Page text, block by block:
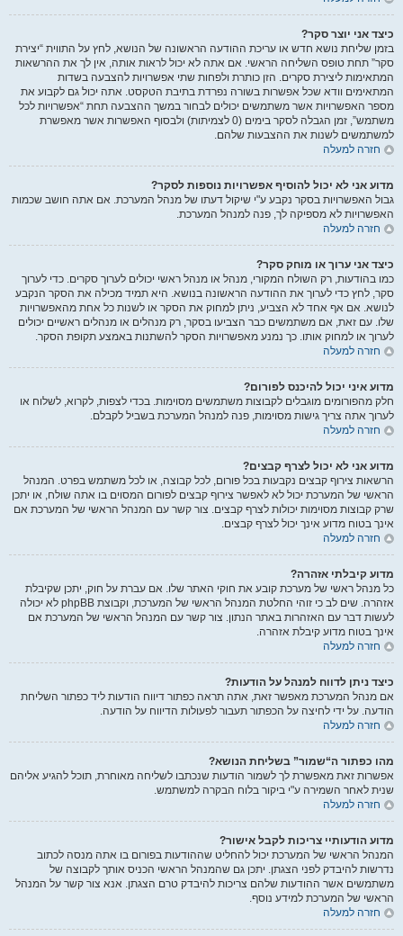
כיצד אני יוצר סקר?
בזמן שליחת נושא חדש או עריכת ההודעה הראשונה של הנושא, לחץ על התווית “יצירת
סקר” תחת טופס השליחה הראשי. אם אתה לא יכול לראות אותה, אין לך את ההרשאות
המתאימות ליצירת סקרים. הזן כותרת ולפחות שתי אפשרויות להצבעה בשדות
המתאימים וודא שכל אפשרות בשורה נפרדת בתיבת הטקסט. אתה יכול גם לקבוע את
מספר האפשרויות אשר משתמשים יכולים לבחור במשך ההצבעה תחת “אפשרויות לכל
משתמש”, זמן הגבלה לסקר בימים (0 לצמיתות) ולבסוף האפשרות אשר מאפשרת
למשתמשים לשנות את ההצבעות שלהם.
חזרה למעלה
מדוע אני לא יכול להוסיף אפשרויות נוספות לסקר?
גבול האפשרויות בסקר נקבע ע"י שיקול דעתו של מנהל המערכת. אם אתה חושב שכמות
האפשרויות לא מספיקה לך, פנה למנהל המערכת.
חזרה למעלה
כיצד אני ערוך או מוחק סקר?
כמו בהודעות, רק השולח המקורי, מנהל או מנהל ראשי יכולים לערוך סקרים. כדי לערוך
סקר, לחץ כדי לערוך את ההודעה הראשונה בנושא. היא תמיד מכילה את הסקר הנקבע
לנושא. אם אף אחד לא הצביע, ניתן למחוק את הסקר או לשנות כל אחת מהאפשרויות
שלו. עם זאת, אם משתמשים כבר הצביעו בסקר, רק מנהלים או מנהלים ראשיים יכולים
לערוך או למחוק אותו. כך נמנע מאפשרויות הסקר להשתנות באמצע תקופת הסקר.
חזרה למעלה
מדוע איני יכול להיכנס לפורום?
חלק מהפורומים מוגבלים לקבוצות משתמשים מסוימות. בכדי לצפות, לקרוא, לשלוח או
לערוך אתה צריך גישות מסוימות, פנה למנהל המערכת בשביל לקבלם.
חזרה למעלה
מדוע אני לא יכול לצרף קבצים?
הרשאות צירוף קבצים נקבעות בכל פורום, לכל קבוצה, או לכל משתמש בפרט. המנהל
הראשי של המערכת יכול לא לאפשר צירוף קבצים לפורום המסוים בו אתה שולח, או יתכן
שרק קבוצות מסוימות יכולות לצרף קבצים. צור קשר עם המנהל הראשי של המערכת אם
אינך בטוח מדוע אינך יכול לצרף קבצים.
חזרה למעלה
מדוע קיבלתי אזהרה?
כל מנהל ראשי של מערכת קובע את חוקי האתר שלו. אם עברת על חוק, יתכן שקיבלת
אזהרה. שים לב כי זוהי החלטת המנהל הראשי של המערכת, וקבוצת phpBB לא יכולה
לעשות דבר עם האזהרות באתר הנתון. צור קשר עם המנהל הראשי של המערכת אם
אינך בטוח מדוע קיבלת אזהרה.
חזרה למעלה
כיצד ניתן לדווח למנהל על הודעות?
אם מנהל המערכת מאפשר זאת, אתה תראה כפתור דיווח הודעות ליד כפתור השליחת
הודעה. על ידי לחיצה על הכפתור תעבור לפעולות הדיווח על הודעה.
חזרה למעלה
מהו כפתור ה“שמור” בשליחת הנושא?
אפשרות זאת מאפשרת לך לשמור הודעות שנכתבו לשליחה מאוחרת, תוכל להגיע אליהם
שנית לאחר השמירה ע"י ביקור בלוח הבקרה למשתמש.
חזרה למעלה
מדוע הודעותיי צריכות לקבל אישור?
המנהל הראשי של המערכת יכול להחליט שההודעות בפורום בו אתה מנסה לכתוב
נדרשות להיבדק לפני הצגתן. יתכן גם שהמנהל הראשי הכניס אותך לקבוצה של
משתמשים אשר ההודעות שלהם צריכות להיבדק טרם הצגתן. אנא צור קשר על המנהל
הראשי של המערכת למידע נוסף.
חזרה למעלה